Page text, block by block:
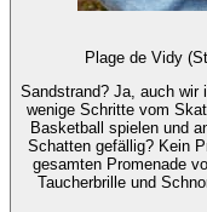
Plage de Vidy
Sandstrand? Ja, auch wir
wenige Schritte vom
Basketball spielen und
Schatten gefällig? Kein
gesamten Promenade
Taucherbrille und